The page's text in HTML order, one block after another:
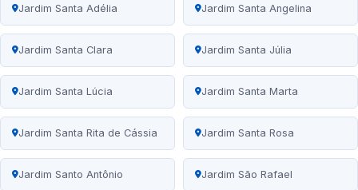
Jardim Santa Adélia Jardim Santa Angelina
Jardim Santa Clara Jardim Santa Júlia
Jardim Santa Lúcia Jardim Santa Marta
Jardim Santa Rita de Cássia Jardim Santa Rosa
Jardim Santo Antônio Jardim São Rafael